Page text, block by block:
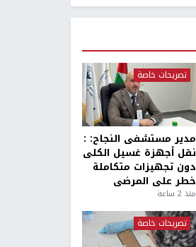
تصريحات خاصة
مدير مستشفى النجاح: :
نقل أجهزة غسيل الكلى
دون تجهيزات متكاملة
خطر على المرضى
منذ 2 ساعة
تصريحات خاصة